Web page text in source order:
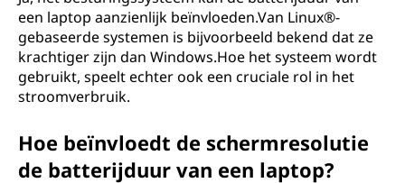
een laptop aanzienlijk beïnvloeden.Van Linux®-
gebaseerde systemen is bijvoorbeeld bekend dat ze
krachtiger zijn dan Windows.Hoe het systeem wordt
gebruikt, speelt echter ook een cruciale rol in het
stroomverbruik.
Hoe beïnvloedt de schermresolutie
de batterijduur van een laptop?